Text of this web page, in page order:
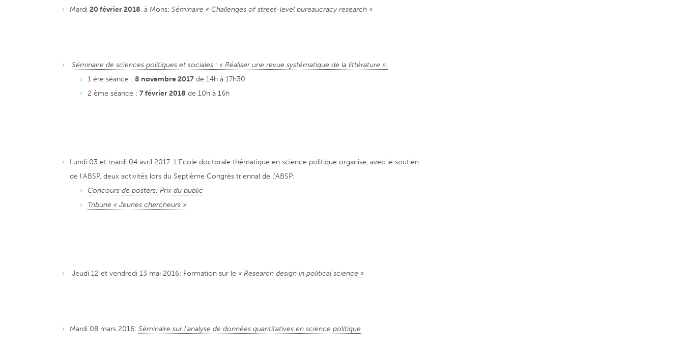
Mardi 20 février 2018, à Mons: Séminaire « Challenges of street-level bureaucracy research »
Séminaire de sciences politiques et sociales : « Réaliser une revue systématique de la littérature »:
1 ère séance : 8 novembre 2017 de 14h à 17h30
2 ème séance : 7 février 2018 de 10h à 16h
Lundi 03 et mardi 04 avril 2017: L’Ecole doctorale thématique en science politique organise, avec le soutien
de l’ABSP, deux activités lors du Septième Congrès triennal de l’ABSP:
Concours de posters: Prix du public
Tribune « Jeunes chercheurs »
Jeudi 12 et vendredi 13 mai 2016: Formation sur le « Research design in political science »
Mardi 08 mars 2016: Séminaire sur l’analyse de données quantitatives en science politique